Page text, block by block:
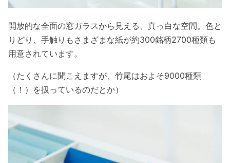
開放的な全面の窓ガラスから見える、真っ白な空間。色と
りどり、手触りもさまざまな紙が約300銘柄2700種類も
用意されています。
（たくさんに聞こえますが、竹尾はおよそ9000種類
（！）を扱っているのだとか）